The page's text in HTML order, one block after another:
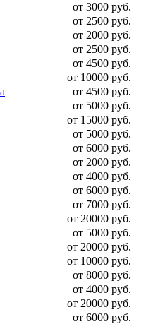
от 3000 руб.
от 2500 руб.
от 2000 руб.
от 2500 руб.
от 4500 руб.
от 10000 руб.
от 4500 руб.
от 5000 руб.
от 15000 руб.
от 5000 руб.
от 6000 руб.
от 2000 руб.
от 4000 руб.
от 6000 руб.
от 7000 руб.
от 20000 руб.
от 5000 руб.
от 20000 руб.
от 10000 руб.
от 8000 руб.
от 4000 руб.
от 20000 руб.
от 6000 руб.